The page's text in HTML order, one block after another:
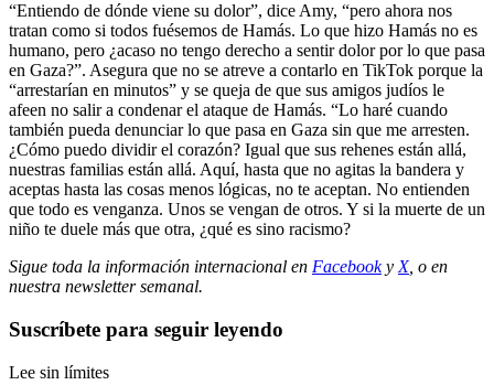
“Entiendo de dónde viene su dolor”, dice Amy, “pero ahora nos
tratan como si todos fuésemos de Hamás. Lo que hizo Hamás no es
humano, pero ¿acaso no tengo derecho a sentir dolor por lo que pasa
en Gaza?”. Asegura que no se atreve a contarlo en TikTok porque la
“arrestarían en minutos” y se queja de que sus amigos judíos le
afeen no salir a condenar el ataque de Hamás. “Lo haré cuando
también pueda denunciar lo que pasa en Gaza sin que me arresten.
¿Cómo puedo dividir el corazón? Igual que sus rehenes están allá,
nuestras familias están allá. Aquí, hasta que no agitas la bandera y
aceptas hasta las cosas menos lógicas, no te aceptan. No entienden
que todo es venganza. Unos se vengan de otros. Y si la muerte de un
niño te duele más que otra, ¿qué es sino racismo?
Sigue toda la información internacional en Facebooky X, o en
nuestra newsletter semanal.
Suscríbete para seguir leyendo
Lee sin límites